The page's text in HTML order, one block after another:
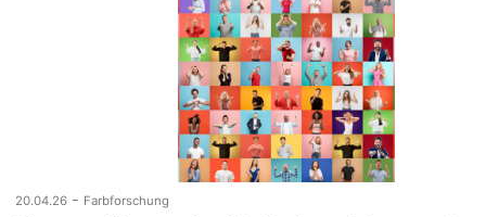
20.04.26 - Farbforschung